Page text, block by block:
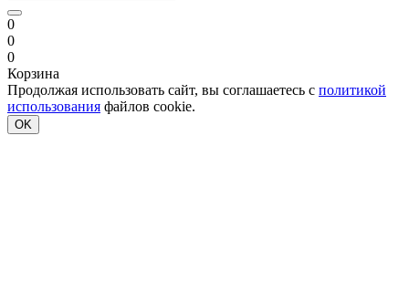
0
0
0
Корзина
Продолжая использовать сайт, вы соглашаетесь с политикой
использования файлов cookie.
OK